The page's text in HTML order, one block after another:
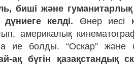
биші және
дүниеге келді. Өнер иесі
америкалық
ие болды. “Оскар” және
ақ бүгін қазақстандық